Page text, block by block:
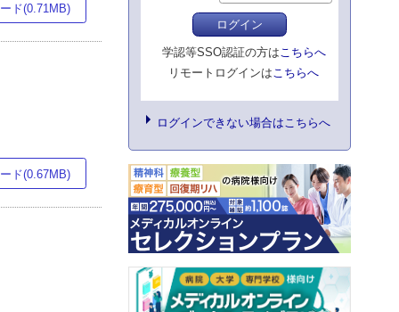
ド(0.71MB)
ド(0.67MB)
ログイン
学認等SSO認証の方はこちらへ
リモートログインはこちらへ
ログインできない場合はこちらへ